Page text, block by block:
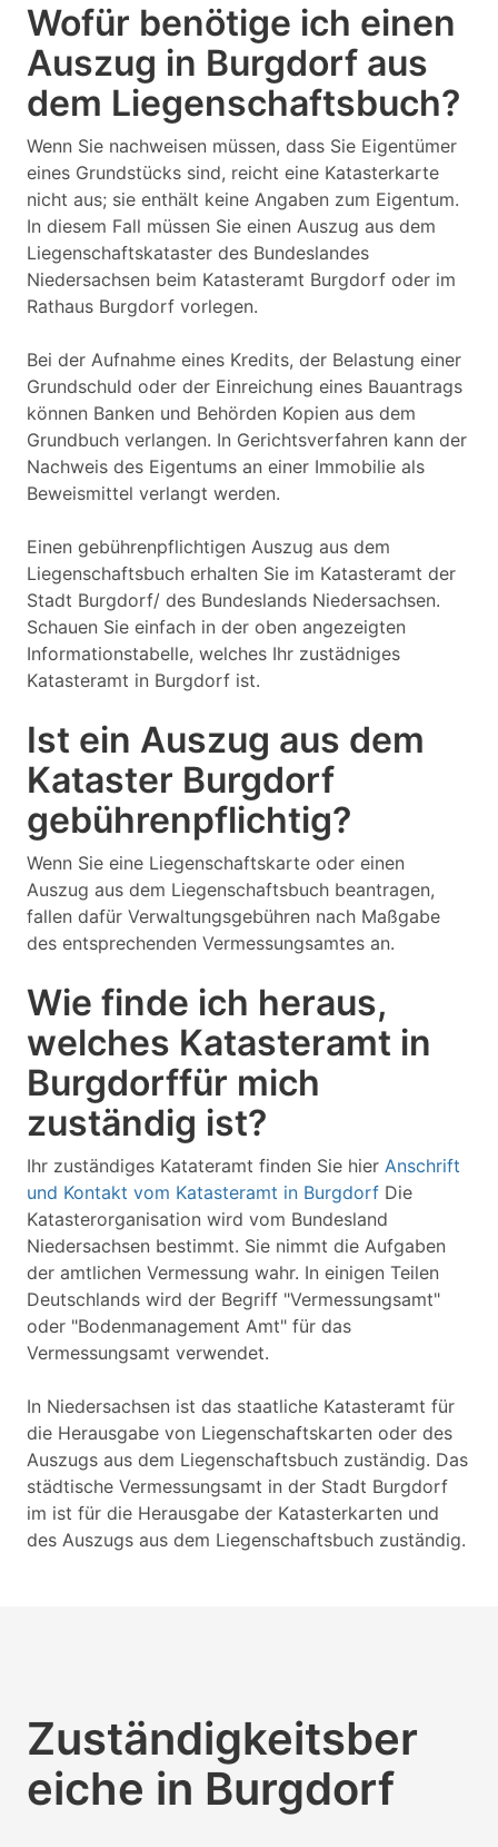
Wofür benötige ich einen
Auszug in Burgdorf aus
dem Liegenschaftsbuch?
Wenn Sie nachweisen müssen, dass Sie Eigentümer
eines Grundstücks sind, reicht eine Katasterkarte
nicht aus; sie enthält keine Angaben zum Eigentum.
In diesem Fall müssen Sie einen Auszug aus dem
Liegenschaftskataster des Bundeslandes
Niedersachsen beim Katasteramt Burgdorf oder im
Rathaus Burgdorf vorlegen.
Bei der Aufnahme eines Kredits, der Belastung einer
Grundschuld oder der Einreichung eines Bauantrags
können Banken und Behörden Kopien aus dem
Grundbuch verlangen. In Gerichtsverfahren kann der
Nachweis des Eigentums an einer Immobilie als
Beweismittel verlangt werden.
Einen gebührenpflichtigen Auszug aus dem
Liegenschaftsbuch erhalten Sie im Katasteramt der
Stadt Burgdorf/ des Bundeslands Niedersachsen.
Schauen Sie einfach in der oben angezeigten
Informationstabelle, welches Ihr zustädniges
Katasteramt in Burgdorf ist.
Ist ein Auszug aus dem
Kataster Burgdorf
gebührenpflichtig?
Wenn Sie eine Liegenschaftskarte oder einen
Auszug aus dem Liegenschaftsbuch beantragen,
fallen dafür Verwaltungsgebühren nach Maßgabe
des entsprechenden Vermessungsamtes an.
Wie finde ich heraus,
welches Katasteramt in
Burgdorffür mich
zuständig ist?
Ihr zuständiges Katateramt finden Sie hier Anschrift
und Kontakt vom Katasteramt in Burgdorf Die
Katasterorganisation wird vom Bundesland
Niedersachsen bestimmt. Sie nimmt die Aufgaben
der amtlichen Vermessung wahr. In einigen Teilen
Deutschlands wird der Begriff "Vermessungsamt"
oder "Bodenmanagement Amt" für das
Vermessungsamt verwendet.
In Niedersachsen ist das staatliche Katasteramt für
die Herausgabe von Liegenschaftskarten oder des
Auszugs aus dem Liegenschaftsbuch zuständig. Das
städtische Vermessungsamt in der Stadt Burgdorf
im ist für die Herausgabe der Katasterkarten und
des Auszugs aus dem Liegenschaftsbuch zuständig.
Zuständigkeitsber
eiche in Burgdorf